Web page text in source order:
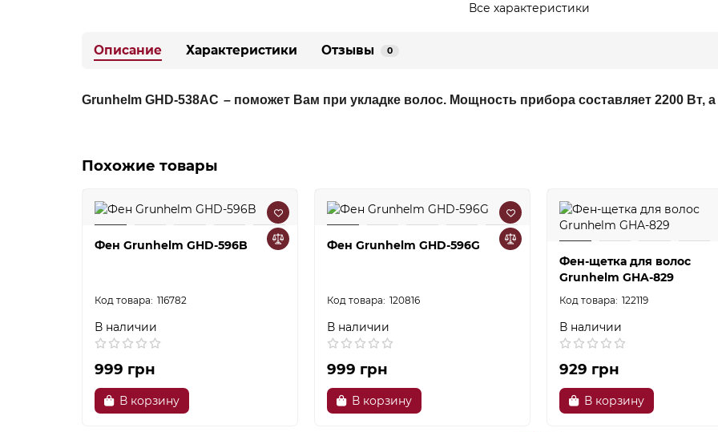
Все характеристики
Описание Характеристики Отзывы 0
Grunhelm GHD-538АС – поможет Вам при укладке волос. Мощность прибора составляет 2200 Вт,
Похожие товары
Фен Grunhelm GHD-596B
116782
В наличии
999 грн
В корзину
Фен Grunhelm GHD-596G
120816
В наличии
999 грн
В корзину
Фен-щетка для волос
Grunhelm GHA-829
122119
В наличии
929 грн
В корзину